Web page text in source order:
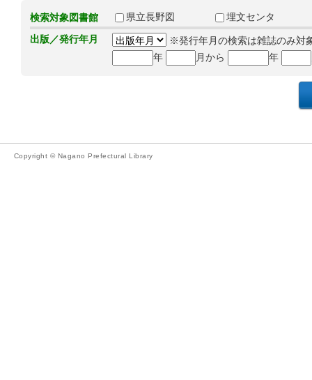
検索対象図書館 県立長野図
埋文センタ
出版／発行年月
※発行年月の検索は雑誌のみ対
年
月から 年
Copyright © Nagano Prefectural Library